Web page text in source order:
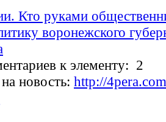
Кто руками
воронежского
к элементу: 2
новость: http://